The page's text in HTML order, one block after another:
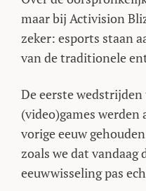
maar bij Activision
zeker: esports staan
van de traditionele
De eerste
(video)games werden
vorige eeuw
zoals we dat vandaag
eeuwwisseling pas